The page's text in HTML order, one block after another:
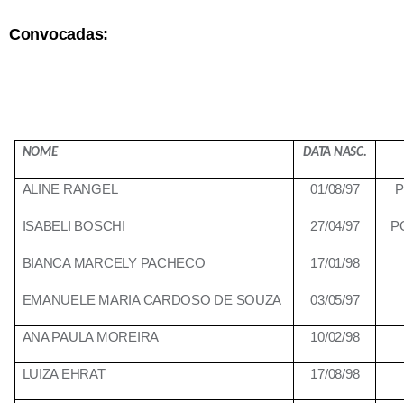
Convocadas:
NOME DATA NASC.
ALINE RANGEL 01/08/97
ISABELI BOSCHI 27/04/97
BIANCA MARCELY PACHECO 17/01/98
EMANUELE MARIA CARDOSO DE SOUZA 03/05/97
ANA PAULA MOREIRA 10/02/98
LUIZA EHRAT 17/08/98